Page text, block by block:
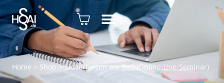
Home > Shop >Sicherheiten am Bau (Online-Live-Seminar)